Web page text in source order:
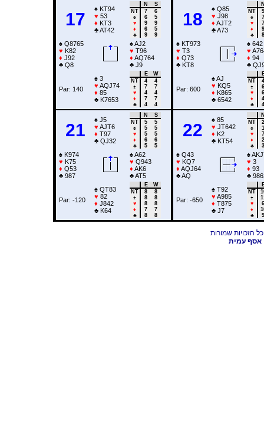
17
♠ KT94
♥ 53
♦ KT3
♣AT42
N
S
NT
7
6
♠
6
5
♥
9
9
♦
6
5
♣
9 9
♠ Q8765
♥ K82
♦ J92
♣ Q8
♠AJ2
♥ T96
♦ AQ764
♣ J9
Par: 140
♠ 3
♥ AQJ74
♦ 85
♣ K7653
E
W
NT
4
4
♠
7
7
♥
4
4
♦
7
7
♣
4 4
18
♠ Q85
♥ J98
♦ AJT2
♣A73
NT
9
♠
7
♥
7
♦
9
♣
8
♠ KT973
♥ T3
♦ Q73
♣ KT8
♠ 642
♥
♦ 94
♣
Par: 600
♠AJ
♥ KQ5
♦ K865
♣ 6542
NT
4
♠
6
♥
6
♦
4
♣
4
21
♠ J5
♥ AJT6
♦ T97
♣ QJ32
N
S
NT
5
5
♠
5
5
♥
5
5
♦
6
6
♣
5 5
♠ K974
♥ K75
♦ Q53
♣ 987
♠A62
♥ Q943
♦ AK6
♣AT5
Par: -120
♠ QT83
♥ 82
♦ J842
♣ K64
E
W
NT
8
8
♠
8
8
♥
8
8
♦
7
7
♣
8 8
22
♠ 85
♥ JT642
♦ K2
♣ KT54
NT
2
♠
1
♥
7
♦
2
♣
3
♠ Q43
♥ KQ7
♦ AQJ64
♣AQ
♠
♥ 3
♦ 93
♣
Par: -650
♠ T92
♥ A985
♦ T875
♣ J7
NT
♠
♥
6
♦
♣
9
אסף עמית